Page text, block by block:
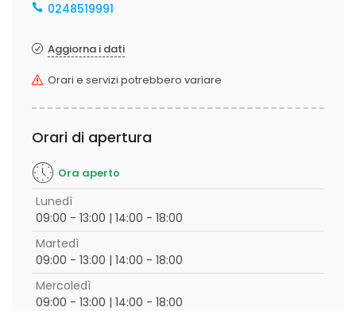
0248519991
Aggiorna i dati
Orari e servizi potrebbero variare
Orari di apertura
Ora aperto
Lunedì
09:00 - 13:00 | 14:00 - 18:00
Martedì
09:00 - 13:00 | 14:00 - 18:00
Mercoledì
09:00 - 13:00 | 14:00 - 18:00